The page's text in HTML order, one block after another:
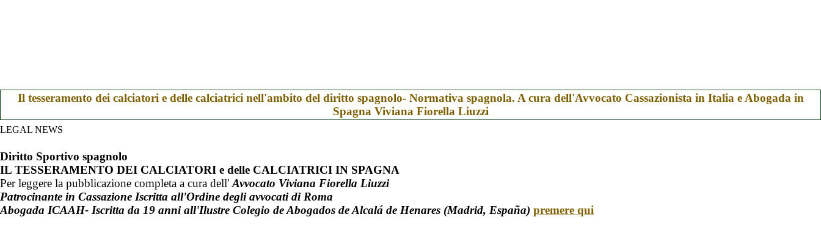
Il tesseramento dei calciatori e delle calciatrici nell'ambito del diritto spagnolo- Normativa spagnola. A cura dell'Avvocato Cassazionista in Italia e Abogada in
Spagna Viviana Fiorella Liuzzi
LEGAL NEWS
Diritto Sportivo spagnolo
IL TESSERAMENTO DEI CALCIATORI e delle CALCIATRICI IN SPAGNA
Per leggere la pubblicazione completa a cura dell' Avvocato Viviana Fiorella Liuzzi
Patrocinante in Cassazione Iscritta all'Ordine degli avvocati di Roma
Abogada ICAAH- Iscritta da 19 anni all'Ilustre Colegio de Abogados de Alcalá de Henares (Madrid, España) premere qui